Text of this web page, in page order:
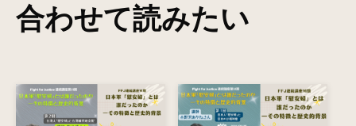
合わせて読みたい